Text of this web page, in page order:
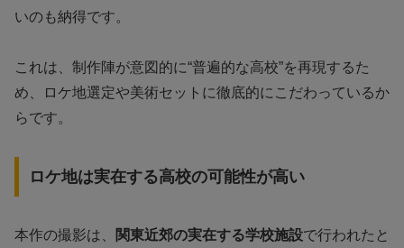
いのも納得です。
これは、制作陣が意図的に“普遍的な高校”を再現するた
め、ロケ地選定や美術セットに徹底的にこだわっているか
らです。
ロケ地は実在する高校の可能性が高い
本作の撮影は、 関東近郊の実在する学校施設で行われたと